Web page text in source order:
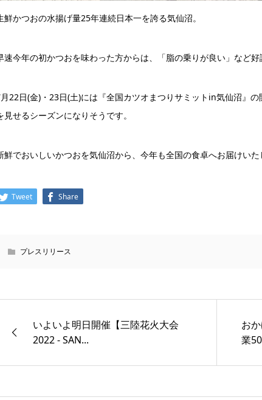
鮮かつおの水揚げ量25年連続日本一を誇る気仙沼。
速今年の初かつおを味わった方からは、「脂の乗りが良い」など好
22日(金)・23日(土)には『全国カツオまつりサミットin気仙沼』
見せるシーズンになりそうです。
鮮でおいしいかつおを気仙沼から、今年も全国の食卓へお届けいた
Tweet Share
プレスリリース
いよいよ明日開催【三陸花⽕⼤会
2022 - SAN...
お
業